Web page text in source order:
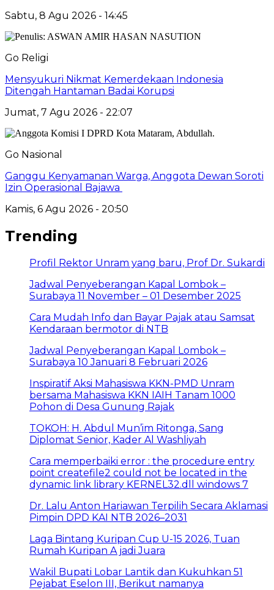
Sabtu, 8 Agu 2026 - 14:45
Go Religi
Mensyukuri Nikmat Kemerdekaan Indonesia
Ditengah Hantaman Badai Korupsi
Jumat, 7 Agu 2026 - 22:07
Go Nasional
Ganggu Kenyamanan Warga, Anggota Dewan Soroti
Izin Operasional Bajawa
Kamis, 6 Agu 2026 - 20:50
Trending
Profil Rektor Unram yang baru, Prof Dr. Sukardi
Jadwal Penyeberangan Kapal Lombok –
Surabaya 11 November – 01 Desember 2025
Cara Mudah Info dan Bayar Pajak atau Samsat
Kendaraan bermotor di NTB
Jadwal Penyeberangan Kapal Lombok –
Surabaya 10 Januari 8 Februari 2026
Inspiratif Aksi Mahasiswa KKN-PMD Unram
bersama Mahasiswa KKN IAIH Tanam 1000
Pohon di Desa Gunung Rajak
TOKOH: H. Abdul Mun’im Ritonga, Sang
Diplomat Senior, Kader Al Washliyah
Cara memperbaiki error : the procedure entry
point createfile2 could not be located in the
dynamic link library KERNEL32.dll windows 7
Dr. Lalu Anton Hariawan Terpilih Secara Aklamasi
Pimpin DPD KAI NTB 2026–2031
Laga Bintang Kuripan Cup U-15 2026, Tuan
Rumah Kuripan A jadi Juara
Wakil Bupati Lobar Lantik dan Kukuhkan 51
Pejabat Eselon III, Berikut namanya